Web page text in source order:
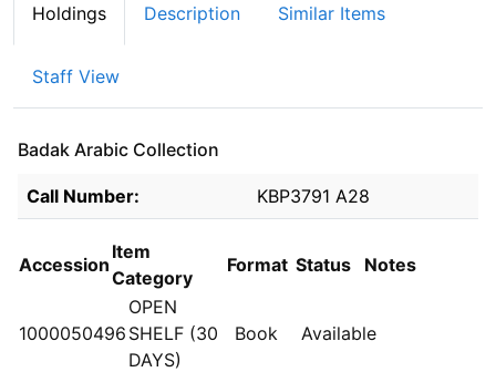
Holdings Description Similar Items
Staff View
Badak Arabic Collection
Holdings details from Badak Arabic Collection
Call Number: KBP3791 A28
Accession
Item
Category
Format Status Notes
1000050496
OPEN
SHELF (30
DAYS)
Book Available